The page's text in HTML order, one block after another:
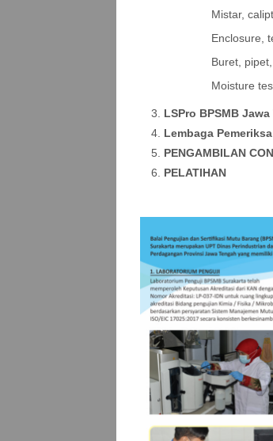
Mistar,
Enclosure,
Buret,
Moisture
LSPro BPSMB
Lembaga
PENGAMBILAN
PELATIHAN